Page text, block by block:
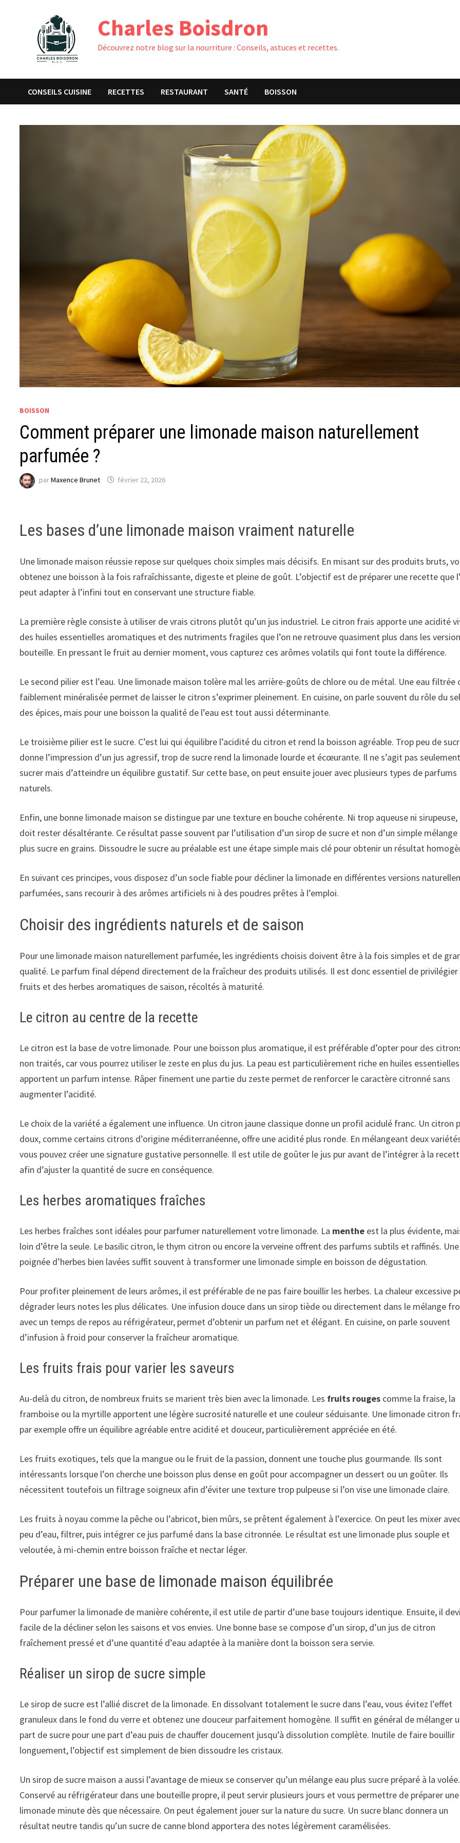
Charles Boisdron
Découvrez notre blog sur la nourriture : Conseils, astuces et recettes.
CONSEILS CUISINE RECETTES RESTAURANT SANTÉ BOISSON
BOISSON
Comment préparer une limonade maison naturellement
parfumée ?
parMaxence Brunet février 22, 2026
Les bases d’une limonade maison vraiment naturelle
Une limonade maison réussie repose sur quelques choix simples mais décisifs. En misant sur des produits bruts,
obtenez une boisson à la fois rafraîchissante, digeste et pleine de goût. L’objectif est de préparer une recette que
peut adapter à l’infini tout en conservant une structure fiable.
La première règle consiste à utiliser de vrais citrons plutôt qu’un jus industriel. Le citron frais apporte une acidité
des huiles essentielles aromatiques et des nutriments fragiles que l’on ne retrouve quasiment plus dans les
bouteille. En pressant le fruit au dernier moment, vous capturez ces arômes volatils qui font toute la différence.
Le second pilier est l’eau. Une limonade maison tolère mal les arrière-goûts de chlore ou de métal. Une eau filtrée
faiblement minéralisée permet de laisser le citron s’exprimer pleinement. En cuisine, on parle souvent du rôle du
des épices, mais pour une boisson la qualité de l’eau est tout aussi déterminante.
Le troisième pilier est le sucre. C’est lui qui équilibre l’acidité du citron et rend la boisson agréable. Trop peu de
donne l’impression d’un jus agressif, trop de sucre rend la limonade lourde et écœurante. Il ne s’agit pas
sucrer mais d’atteindre un équilibre gustatif. Sur cette base, on peut ensuite jouer avec plusieurs types de parfums
naturels.
Enfin, une bonne limonade maison se distingue par une texture en bouche cohérente. Ni trop aqueuse ni sirupeuse,
doit rester désaltérante. Ce résultat passe souvent par l’utilisation d’un sirop de sucre et non d’un simple mélange
plus sucre en grains. Dissoudre le sucre au préalable est une étape simple mais clé pour obtenir un résultat
En suivant ces principes, vous disposez d’un socle fiable pour décliner la limonade en différentes versions
parfumées, sans recourir à des arômes artificiels ni à des poudres prêtes à l’emploi.
Choisir des ingrédients naturels et de saison
Pour une limonade maison naturellement parfumée, les ingrédients choisis doivent être à la fois simples et de
qualité. Le parfum final dépend directement de la fraîcheur des produits utilisés. Il est donc essentiel de privilégier
fruits et des herbes aromatiques de saison, récoltés à maturité.
Le citron au centre de la recette
Le citron est la base de votre limonade. Pour une boisson plus aromatique, il est préférable d’opter pour des
non traités, car vous pourrez utiliser le zeste en plus du jus. La peau est particulièrement riche en huiles
apportent un parfum intense. Râper finement une partie du zeste permet de renforcer le caractère citronné sans
augmenter l’acidité.
Le choix de la variété a également une influence. Un citron jaune classique donne un profil acidulé franc. Un citron
doux, comme certains citrons d’origine méditerranéenne, offre une acidité plus ronde. En mélangeant deux
vous pouvez créer une signature gustative personnelle. Il est utile de goûter le jus pur avant de l’intégrer à la
afin d’ajuster la quantité de sucre en conséquence.
Les herbes aromatiques fraîches
Les herbes fraîches sont idéales pour parfumer naturellement votre limonade. La menthe est la plus évidente,
loin d’être la seule. Le basilic citron, le thym citron ou encore la verveine offrent des parfums subtils et raffinés. Une
poignée d’herbes bien lavées suffit souvent à transformer une limonade simple en boisson de dégustation.
Pour profiter pleinement de leurs arômes, il est préférable de ne pas faire bouillir les herbes. La chaleur excessive
dégrader leurs notes les plus délicates. Une infusion douce dans un sirop tiède ou directement dans le mélange
avec un temps de repos au réfrigérateur, permet d’obtenir un parfum net et élégant. En cuisine, on parle souvent
d’infusion à froid pour conserver la fraîcheur aromatique.
Les fruits frais pour varier les saveurs
Au-delà du citron, de nombreux fruits se marient très bien avec la limonade. Les fruits rouges comme la fraise, la
framboise ou la myrtille apportent une légère sucrosité naturelle et une couleur séduisante. Une limonade citron
par exemple offre un équilibre agréable entre acidité et douceur, particulièrement appréciée en été.
Les fruits exotiques, tels que la mangue ou le fruit de la passion, donnent une touche plus gourmande. Ils sont
intéressants lorsque l’on cherche une boisson plus dense en goût pour accompagner un dessert ou un goûter. Ils
nécessitent toutefois un filtrage soigneux afin d’éviter une texture trop pulpeuse si l’on vise une limonade claire.
Les fruits à noyau comme la pêche ou l’abricot, bien mûrs, se prêtent également à l’exercice. On peut les mixer
peu d’eau, filtrer, puis intégrer ce jus parfumé dans la base citronnée. Le résultat est une limonade plus souple et
veloutée, à mi-chemin entre boisson fraîche et nectar léger.
Préparer une base de limonade maison équilibrée
Pour parfumer la limonade de manière cohérente, il est utile de partir d’une base toujours identique. Ensuite, il
facile de la décliner selon les saisons et vos envies. Une bonne base se compose d’un sirop, d’un jus de citron
fraîchement pressé et d’une quantité d’eau adaptée à la manière dont la boisson sera servie.
Réaliser un sirop de sucre simple
Le sirop de sucre est l’allié discret de la limonade. En dissolvant totalement le sucre dans l’eau, vous évitez l’effet
granuleux dans le fond du verre et obtenez une douceur parfaitement homogène. Il suffit en général de mélanger
part de sucre pour une part d’eau puis de chauffer doucement jusqu’à dissolution complète. Inutile de faire bouillir
longuement, l’objectif est simplement de bien dissoudre les cristaux.
Un sirop de sucre maison a aussi l’avantage de mieux se conserver qu’un mélange eau plus sucre préparé à la volée.
Conservé au réfrigérateur dans une bouteille propre, il peut servir plusieurs jours et vous permettre de préparer une
limonade minute dès que nécessaire. On peut également jouer sur la nature du sucre. Un sucre blanc donnera un
résultat neutre tandis qu’un sucre de canne blond apportera des notes légèrement caramélisées.